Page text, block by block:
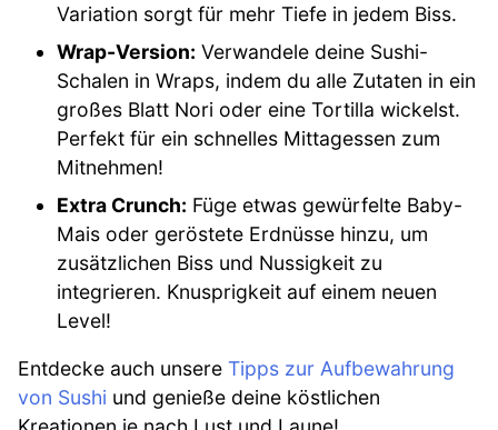
Variation sorgt für mehr Tiefe in jedem Biss.
Wrap-Version: Verwandele deine Sushi-
Schalen in Wraps, indem du alle Zutaten in ein
großes Blatt Nori oder eine Tortilla wickelst.
Perfekt für ein schnelles Mittagessen zum
Mitnehmen!
Extra Crunch: Füge etwas gewürfelte Baby-
Mais oder geröstete Erdnüsse hinzu, um
zusätzlichen Biss und Nussigkeit zu
integrieren. Knusprigkeit auf einem neuen
Level!
Entdecke auch unsere Tipps zur Aufbewahrung
von Sushi und genieße deine köstlichen